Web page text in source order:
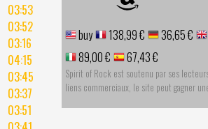
03:53
03:52
03:16
04:15
03:45
03:37
03:51
buy 138,99 € 36,65 €
89,00 €
67,43 €
Spirit of Rock est soutenu par ses
liens commerciaux, le site peut gagner